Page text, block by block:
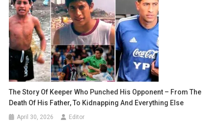
The Story Of Keeper Who Punched His Opponent – From The
Death Of His Father, To Kidnapping And Everything Else
April 30, 2026 Editor